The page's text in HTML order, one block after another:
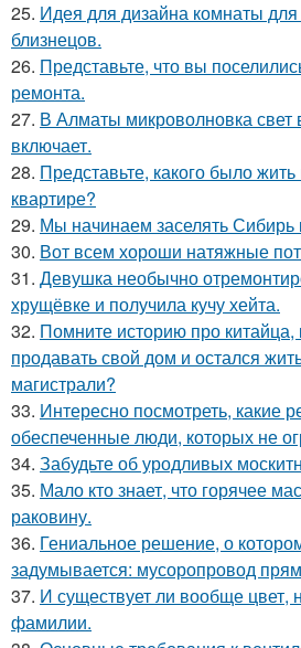
25. Идея для дизайна комнаты
близнецов.
26. Представьте, что вы
ремонта.
27. В Алматы микроволновка свет
включает.
28. Представьте, какого было
квартире?
29. Мы начинаем заселять Сибирь
30. Вот всем хороши натяжные
31. Девушка необычно
хрущёвке и получила кучу хейта.
32. Помните историю про китайца,
продавать свой дом и остался
магистрали?
33. Интересно посмотреть, какие
обеспеченные люди, которых не
34. Забудьте об уродливых
35. Мало кто знает, что горячее
раковину.
36. Гениальное решение, о
задумывается: мусоропровод
37. И существует ли вообще цвет,
фамилии.